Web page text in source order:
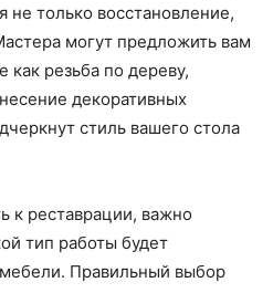
не только восстановление,
могут предложить вам
как резьба по дереву,
декоративных
стиль вашего стола
к реставрации, важно
тип работы будет
Правильный выбор